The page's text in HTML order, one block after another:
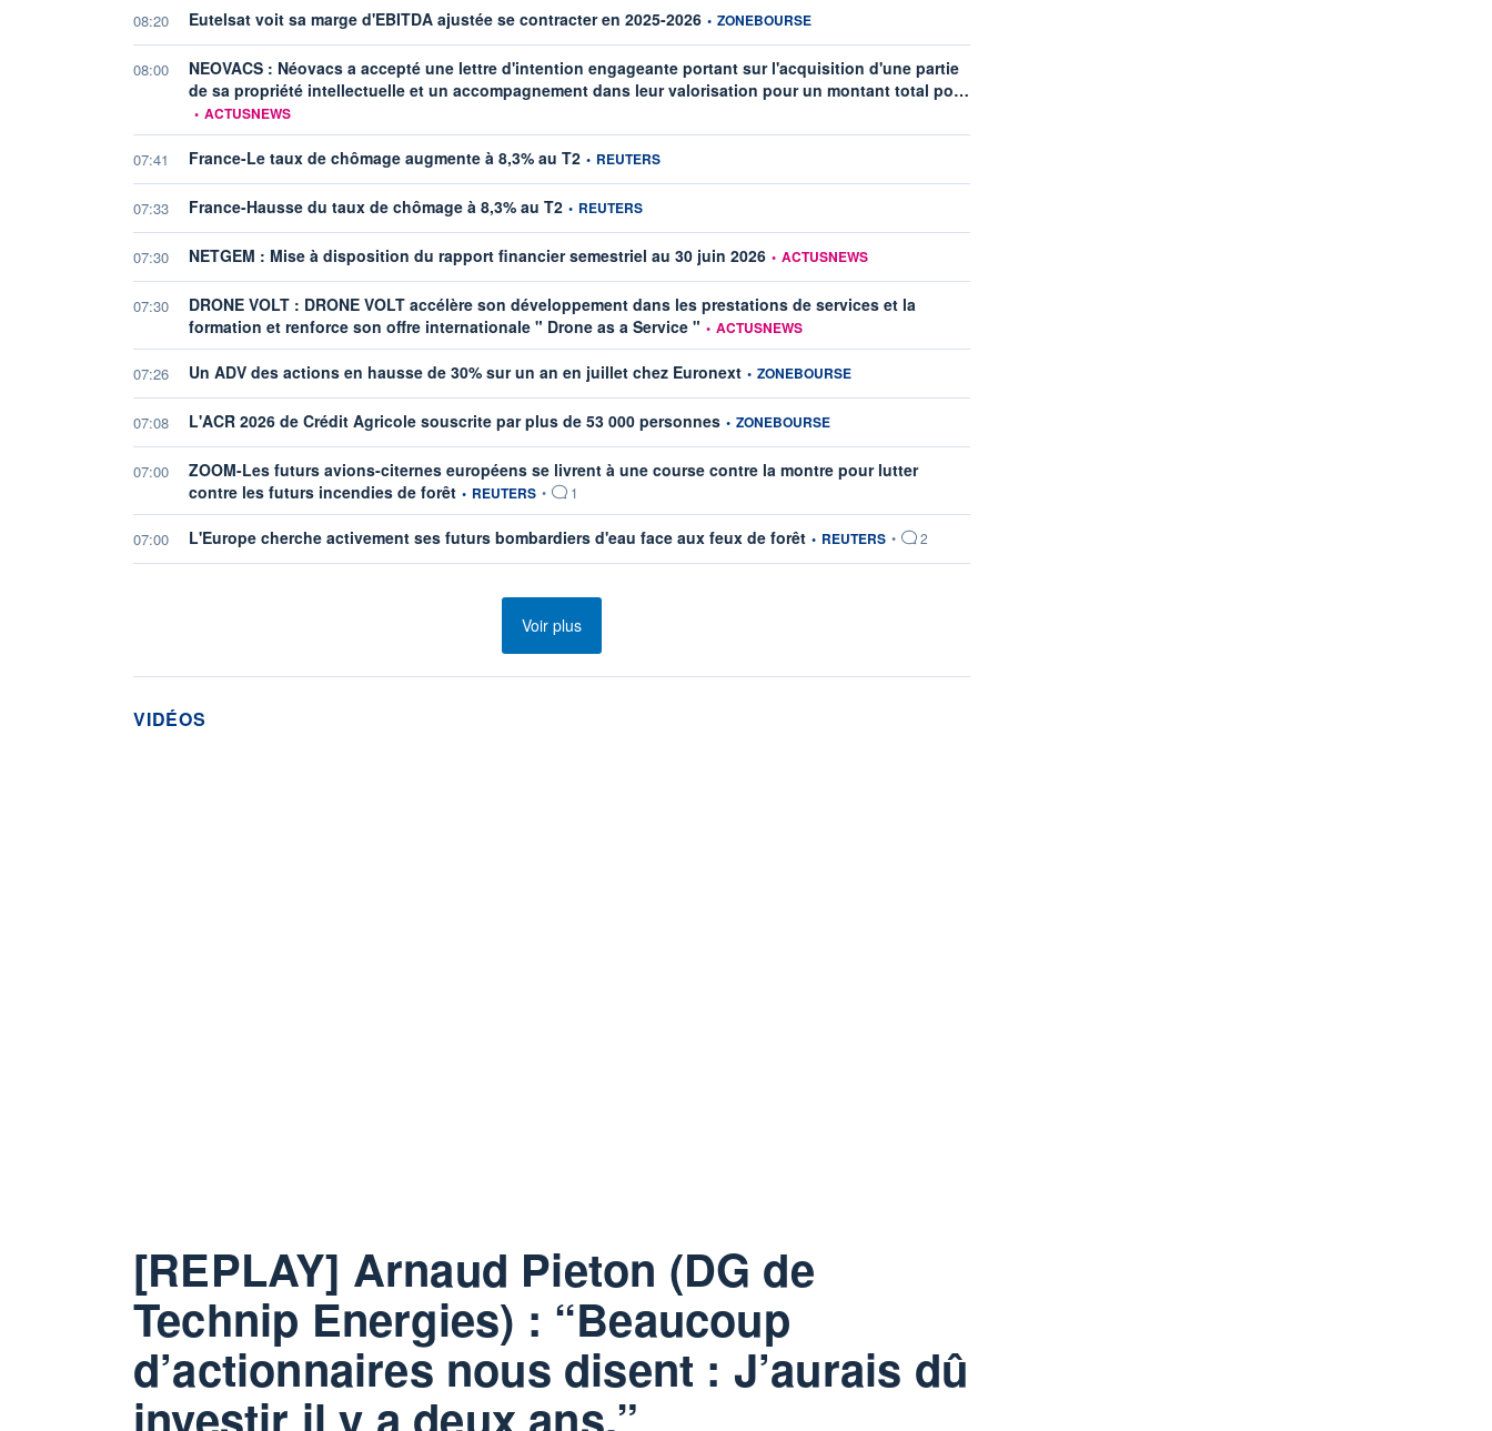
08:20 Eutelsat voit sa marge d'EBITDA ajustée se contracter en 2025-2026 information fournie par
• ZONEBOURSE
08:00
NEOVACS : Néovacs a accepté une lettre d'intention engageante portant sur l'acquisition d'une partie
de sa propriété intellectuelle et un accompagnement dans leur valorisation pour un montant total po…
• ACTUSNEWS
07:41 France-Le taux de chômage augmente à 8,3% au T2information fournie par
• REUTERS
07:33 France-Hausse du taux de chômage à 8,3% au T2information fournie par
• REUTERS
07:30 NETGEM : Mise à disposition du rapport financier semestriel au 30 juin 2026 information fournie par
• ACTUSNEWS
07:30
DRONE VOLT : DRONE VOLT accélère son développement dans les prestations de services et la
formation et renforce son offre internationale " Drone as a Service " information fournie par
• ACTUSNEWS
07:26 Un ADV des actions en hausse de 30% sur un an en juillet chez Euronextinformation fournie par
• ZONEBOURSE
07:08 L'ACR 2026 de Crédit Agricole souscrite par plus de 53 000 personnes information fournie par
• ZONEBOURSE
07:00
ZOOM-Les futurs avions-citernes européens se livrent à une course contre la montre pour lutter
contre les futurs incendies de forêtinformation fournie par
• REUTERS • 1
07:00 L'Europe cherche activement ses futurs bombardiers d'eau face aux feux de forêtinformation fournie par
• REUTERS • 2
Voir plus
VIDÉOS
[REPLAY] Arnaud Pieton (DG de
Technip Energies) : “Beaucoup
d’actionnaires nous disent : J’aurais dû
investir il y a deux ans.”